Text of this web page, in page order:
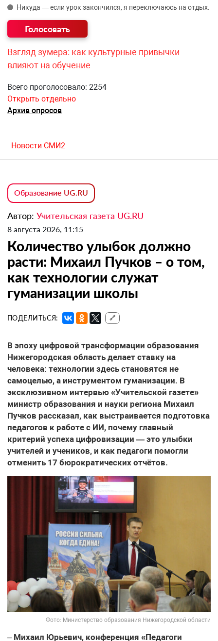
Никуда — если урок закончился, я переключаюсь на отдых.
Взгляд зумера: как культурные привычки
влияют на обучение
Всего проголосовало: 2254
Открыть отдельно
Архив опросов
Новости СМИ2
Образование UG.RU
Автор: Учительская газета UG.RU
8 августа 2026, 11:15
Количество улыбок должно
расти: Михаил Пучков – о том,
как технологии служат
гуманизации школы
ПОДЕЛИТЬСЯ: 🔗
В эпоху цифровой трансформации образования
Нижегородская область делает ставку на
человека: технологии здесь становятся не
самоцелью, а инструментом гуманизации. В
эксклюзивном интервью «Учительской газете»
министр образования и науки региона Михаил
Пучков рассказал, как выстраивается подготовка
педагогов к работе с ИИ, почему главный
критерий успеха цифровизации — это улыбки
учителей и учеников, и как педагоги помогли
отменить 17 бюрократических отчётов.
Фото: Министерство образования Нижегородской области
–Михаил Юрьевич, конференция «Педагоги